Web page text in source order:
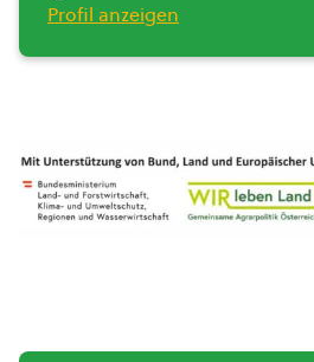
Profil anzeigen